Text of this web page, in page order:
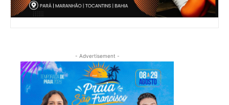
- Advertisement -